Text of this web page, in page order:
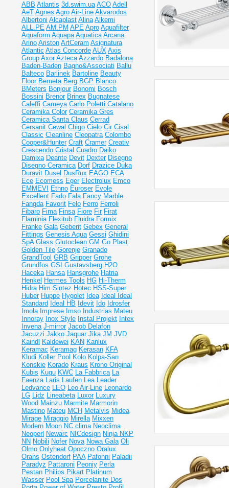
ABB Atlantis 3d.swim.ua ACO Adell
AeT Agnes Agro Air-Line Akvarodos
Albertoni Alcaplast Alina Alkemi
ALL.PE AM.PM APE Apro Aquafilter
Aquaform Aquapa Aquatica Arcana
Arino Ariston ArtCeram Asignatura
Atlantic Atlas Concorde AUX Axis
Group Axor Azteca Azzardo Badalona
Baden-Baden Bagno&Associati Ballu
Balteco Barlinek Bartoline Beauty
Floor Bemeta Berg BGP Blanco
BMeters Bonjour Bonomi Bosch
Bossini Brenor Brinex Bugnatese
Caleffi Cameya Carlo Poletti Catalano
Ceramika Color Ceramika Gres
Ceramiсa Santa Claus Cerrad
Cersanit Cewal Chigo Cielo Cir Cisal
Classic Cleanline Cleopatra Colombo
Cooper&Hunter Craft Cramer Creativ
Crescendo Cristal Cuadro Daiko
Damixa Deante Devit Dexter Disegno
Disegno Ceramica Dorf Drazice Duka
Duravit Dusel DusRux EAGO ECA
Ece Ecomess Eger Electrolux Emco
EMMEVI
Ethno Euroser Evole
Excellent Fado Fala Fancy Marble
Fangda Favorit Felo Ferro Ferroli
Fibaro Fima Finsa Fiore Fir Firat
Flaminia Flexitub Fluidra Formix
Franke Gala Geberit Gebex General
Fittings Genesis Aqua Gessi Ghidini
SpA Glass Glutoclean GM Go Plast
Golden Tile Gorenje Granado
GrandTool GRB Gripper Grohe
Grundfos GSI Gustavsberg H2O
Haceka Hansa Hansgrohe Hatria
Henkel Hermes Tools HG Hi-Therm
Hidra Him Sintez Hotec HSS-Super
Huber Huppe Hygolet Idea Ideal
Ideal
Standard Ideal НВ Idevit Ido Idrosfer
Imola Imprese Imso Industrias Mateu
Innoray Inox Style Instal Projekt Intex
Invena J-mirror Jacob Delafon
Jacuzzi Jakko Jaquar Jika JM JVD
Kaindl
Kaldewei KAN Kanlux
Keramac Keramag Kerasan KFA
Kludi Koller Pool Kolo Kolpa-San
Konskie Korado Kraus Krono Original
Kubis Kugu KWC La Fabbrica La
Faenza Laris Laufen Lea Leader
Ledvance LEO Leo Air-Line Leonardo
LG Lidz Lineabeta Luxor Luxury
Wood Mainzu Marmite Marmorin
Mastino Mateu MCH Metalvis Midea
Mirage Miraggio Mirella Mixxen
Modern Moon NC clima Neoclima
Neoperl Newarc NICdesign Ninja NKP
NN Nobili Nofer Nova Nowa Gala Oli
Olmo Onlyheat Opoczno Oralux
Orans Ostendorf PAA Pafonni Paladii
Paradyz Pattaroni Peoniy Perla
Pestan Philips Pikart Platinum
Wasser Pool Spa Porcelanite Dos